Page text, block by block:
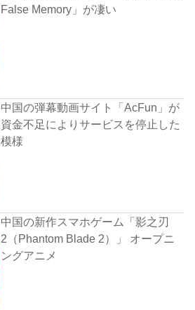
False Memory」が凄い
中国の弾幕動画サイト「AcFun」が
資金不足によりサービスを停止した
模様
中国の新作スマホゲーム「影之刃
2（Phantom Blade 2）」 オープニ
ングアニメ